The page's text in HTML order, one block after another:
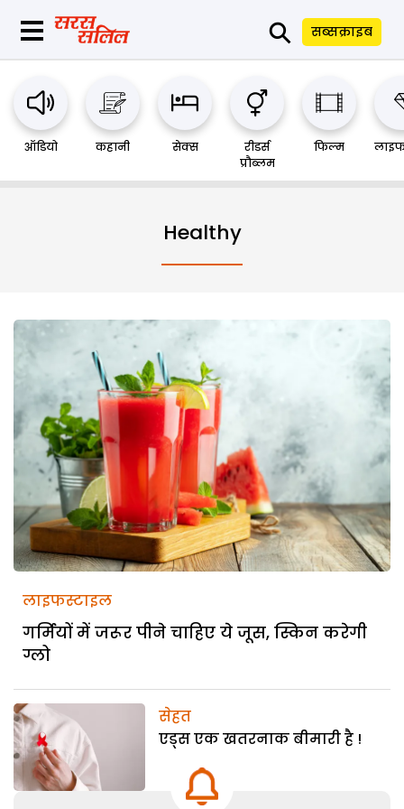
⚲ सब्सक्राइब
ऑडियो कहानी सेक्स
रीडर्स
प्रौब्लम
फिल्म
Healthy
लाइफस्टाइल
गर्मियों में जरूर पीने चाहिए ये जूस, स्किन करेगी
ग्लो
सेहत
एड्स एक खतरनाक बीमारी है !